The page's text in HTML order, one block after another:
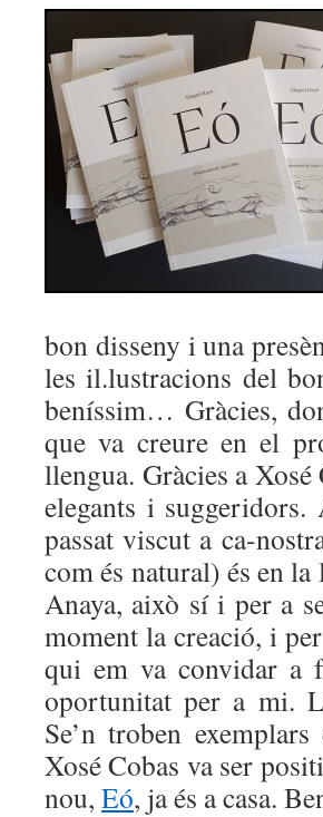
bon disseny i una
les il.lustracions del
beníssim… Gràcies,
que va creure en el
llengua. Gràcies a
elegants i
passat viscut a ca-
com és natural) és en
Anaya, això sí i per a
moment la creació, i
qui em va convidar a
oportunitat per a mi.
Se’n troben
Xosé Cobas va ser
nou, Eó, ja és a casa.